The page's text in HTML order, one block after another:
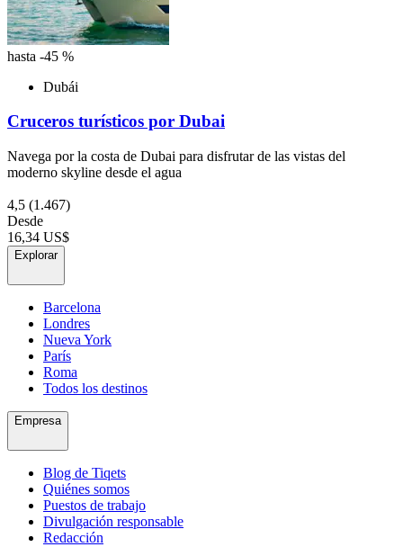
hasta -45 %
Dubái
Cruceros turísticos por Dubai
Navega por la costa de Dubai para disfrutar de las vistas del
moderno skyline desde el agua
4,5 (1.467)
Desde
16,34 US$
Explorar
Barcelona
Londres
Nueva York
París
Roma
Todos los destinos
Empresa
Blog de Tiqets
Quiénes somos
Puestos de trabajo
Divulgación responsable
Redacción